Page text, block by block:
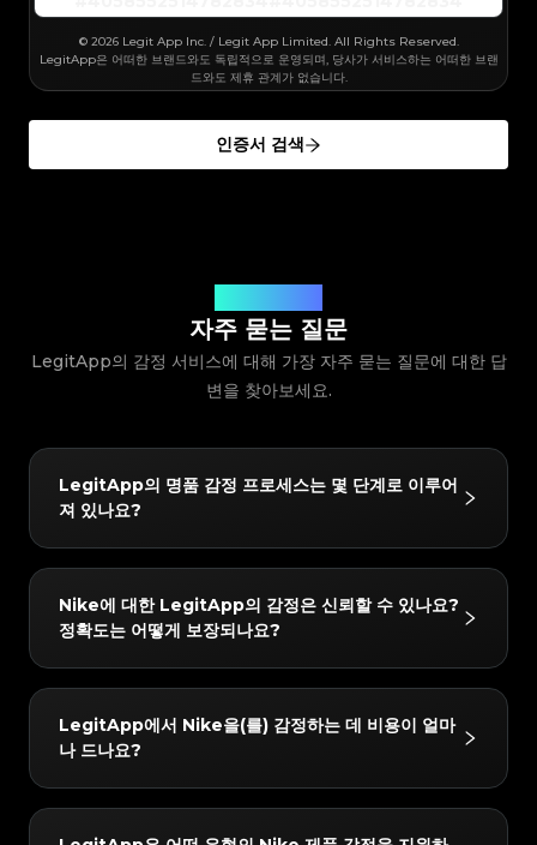
#5216693512454378#5216693512454378
#5216693512454378#5216693512454378
#5216693512454378#5216693512454378
#5216693512454378 #5216693512454378
#5216693512454378#5216693512454378
#5216693512454378#5216693512454378
#5216693512454378 #5216693512454378
#5216693512454378#5216693512454378
#5216693512454378#5216693512454378
#5216693512454378#5216693512454378
#5216693512454378
#5216693512454378#5216693512454378
#5216693512454378#5216693512454378
#5216693512454378 #5216693512454378
#5216693512454378
#5216693512454378#5216693512454378
#5216693512454378#5216693512454378
#5216693512454378#5216693512454378
#5216693512454378#5216693512454378
#5216693512454378#5216693512454378
#5216693512454378 #5216693512454378
#5216693512454378#5216693512454378
#5216693512454378#5216693512454378
#5216693512454378#5216693512454378
#5216693512454378#5216693512454378
#5216693512454378#5216693512454378
#5216693512454378#5216693512454378
#5216693512454378
#5216693512454378
#5216693512454378#5216693512454378
#5216693512454378#5216693512454378
#5216693512454378
#5216693512454378
#5216693512454378
#5216693512454378#5216693512454378
#5216693512454378#5216693512454378
#5216693512454378#5216693512454378
#5216693512454378#5216693512454378
#5216693512454378#5216693512454378
#5216693512454378#5216693512454378
#5216693512454378#5216693512454378
#5216693512454378 #5216693512454378
#5216693512454378 #5216693512454378
#5216693512454378
#5216693512454378#5216693512454378
#5216693512454378#5216693512454378
#5216693512454378#5216693512454378
#4058552514782834#4058552514782834
#4058552514782834#4058552514782834
#4058552514782834#4058552514782834
#4058552514782834 #4058552514782834
#4058552514782834#4058552514782834
#4058552514782834 #4058552514782834
#4058552514782834#4058552514782834
#4058552514782834#4058552514782834
#4058552514782834#4058552514782834
#4058552514782834#4058552514782834
#4058552514782834
#4058552514782834#4058552514782834
#4058552514782834#4058552514782834
#4058552514782834#4058552514782834
#4058552514782834#4058552514782834
#4058552514782834 #4058552514782834
#4058552514782834
#4058552514782834#4058552514782834
#4058552514782834#4058552514782834
#4058552514782834#4058552514782834
#4058552514782834#4058552514782834
#4058552514782834#4058552514782834
#4058552514782834#4058552514782834
#4058552514782834 #4058552514782834
#4058552514782834#4058552514782834
#4058552514782834#4058552514782834
#4058552514782834#4058552514782834
#4058552514782834#4058552514782834
#4058552514782834#4058552514782834
#4058552514782834#4058552514782834
#4058552514782834#4058552514782834
#4058552514782834
#4058552514782834#4058552514782834
#4058552514782834#4058552514782834
#4058552514782834#4058552514782834
#4058552514782834#4058552514782834
#4058552514782834 #4058552514782834
#4058552514782834
#4058552514782834#4058552514782834
© 2026 Legit App Inc. / Legit App Limited. All Rights Reserved.
LegitApp은 어떠한 브랜드와도 독립적으로 운영되며, 당사가 서비스하는 어떠한 브랜
드와도 제휴 관계가 없습니다.
인증서 검색
자주 묻는 질문
LegitApp의 감정 서비스에 대해 가장 자주 묻는 질문에 대한 답
변을 찾아보세요.
LegitApp의 명품 감정 프로세스는 몇 단계로 이루어
져 있나요?
거치면 됩니다:
스템과 최소 두 명의 수석 감정사가 동시에 확인합니다.
3. 보고서 받기: 감정이 완료되면 전용 디지털 인증서가
자동으로 생성됩니다. 언제든지 자세한 결과와 인증서를
Nike에 대한 LegitApp의 감정은 신뢰할 수 있나요?
정확도는 어떻게 보장되나요?
가"의 이중 검증 메커니즘을 사용합니다. 모든 품목은 당
LegitApp에서 Nike을(를) 감정하는 데 비용이 얼마
나 드나요?